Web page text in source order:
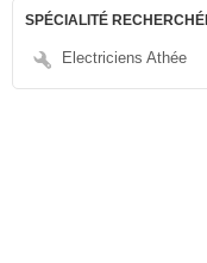
SPÉCIALITÉ
Electriciens Athée